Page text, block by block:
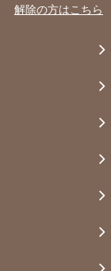
解除の方はこちら